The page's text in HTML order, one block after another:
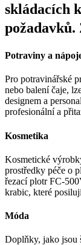
skládacích
Potraviny a
Pro potravinářské
nebo balení čaje,
designem a
profesionální a
Kosmetika
Kosmetické
prostředky péče o
řezací plotr FC-
krabic, které
Móda
Doplňky, jako jsou